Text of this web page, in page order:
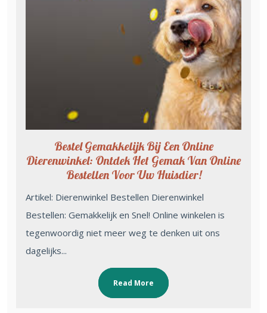
Bestel Gemakkelijk Bij Een Online
Dierenwinkel: Ontdek Het Gemak Van Online
Bestellen Voor Uw Huisdier!
Artikel: Dierenwinkel Bestellen Dierenwinkel
Bestellen: Gemakkelijk en Snel! Online winkelen is
tegenwoordig niet meer weg te denken uit ons
dagelijks...
Read More